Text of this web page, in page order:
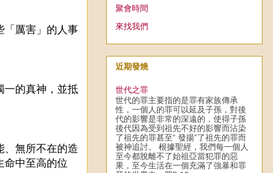
「厲害」的人事
一的真神，並抵
、無所不在的造
命中至高的位
聚會時間
來找我們
近期發燒
世代之罪
世代的罪主要指的是罪有家族傳承
性，一個人的罪可以延及子孫，對後
代的影響是非常的深遠的，使得子孫
後代因為受到祖先不好的影響而沾染
了祖先的罪甚至“ 發揚”了祖先的罪而
被神追討。 根據聖經，我們每一個人
至今都脫離不了始祖亞當犯罪的惡
果，至今生活在一個充滿了強暴和罪